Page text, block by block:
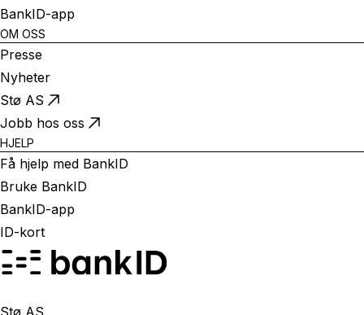
BankID-app
OM OSS
Presse
Nyheter
Stø AS
Jobb hos oss
HJELP
Få hjelp med BankID
Bruke BankID
BankID-app
ID-kort
Stø AS